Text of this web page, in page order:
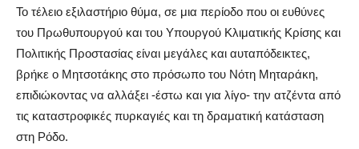
Το τέλειο εξιλαστήριο θύμα, σε μια περίοδο που οι ευθύνες
του Πρωθυπουργού και του Υπουργού Κλιματικής Κρίσης και
Πολιτικής Προστασίας είναι μεγάλες και αυταπόδεικτες,
βρήκε ο Μητσοτάκης στο πρόσωπο του Νότη Μηταράκη,
επιδιώκοντας να αλλάξει -έστω και για λίγο- την ατζέντα από
τις καταστροφικές πυρκαγιές και τη δραματική κατάσταση
στη Ρόδο.